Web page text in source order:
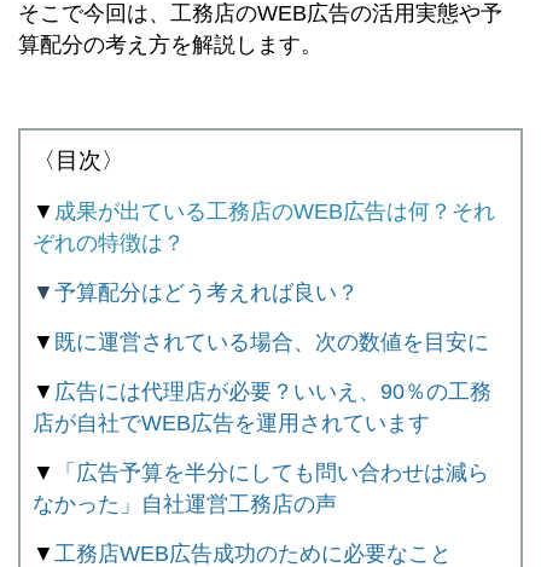
そこで今回は、工務店のWEB広告の活用実態や予
算配分の考え方を解説します。
〈目次〉
▼ 成果が出ている工務店のWEB広告は何？それ
ぞれの特徴は？
▼ 予算配分はどう考えれば良い？
▼ 既に運営されている場合、次の数値を目安に
▼ 広告には代理店が必要？いいえ、90％の工務
店が自社でWEB広告を運用されています
▼
「広告予算を半分にしても問い合わせは減ら
なかった」自社運営工務店の声
▼ 工務店WEB広告成功のために必要なこと